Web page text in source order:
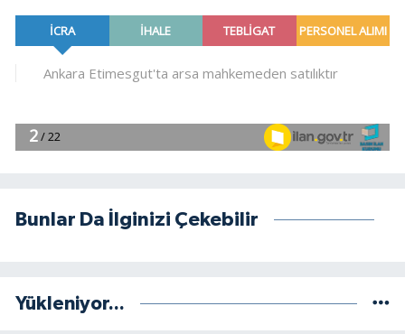
Bunlar Da İlginizi Çekebilir
Yükleniyor...